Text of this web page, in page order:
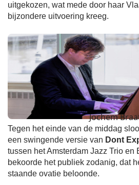
uitgekozen, wat mede door haar
bijzondere uitvoering kreeg.
Jochem
Tegen het einde van de middag
een swingende versie van Dont
tussen het Amsterdam Jazz Trio en
bekoorde het publiek zodanig, dat
staande ovatie beloonde.